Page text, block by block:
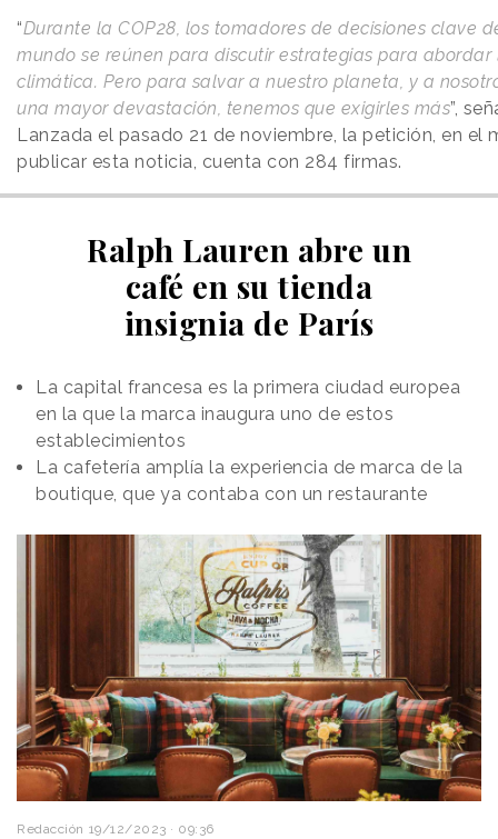
“Durante la COP28, los tomadores de decisiones clave
mundo se reúnen para discutir estrategias para abordar
climática. Pero para salvar a nuestro planeta, y a
una mayor devastación, tenemos que exigirles más”,
Lanzada el pasado 21 de noviembre, la petición, en el
publicar esta noticia, cuenta con 284 firmas.
Ralph Lauren abre un
café en su tienda
insignia de París
La capital francesa es la primera ciudad europea
en la que la marca inaugura uno de estos
establecimientos
La cafetería amplía la experiencia de marca de la
boutique, que ya contaba con un restaurante
Redacción 19/12/2023 · 09:36